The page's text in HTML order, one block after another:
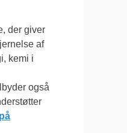
der giver
af
kemi i
også